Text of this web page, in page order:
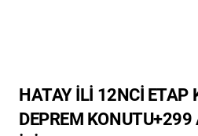
HATAY İLİ 12NCİ ETAP
DEPREM